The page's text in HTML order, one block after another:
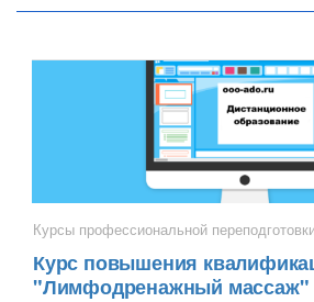
Курсы профессиональной
Курс повышения
"Лимфодренажный массаж"